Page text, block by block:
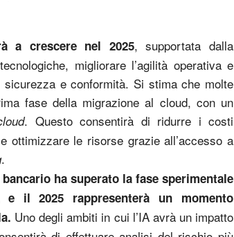
a crescere nel 2025, supportata dalla
migliorare l’agilità operativa e
e conformità. Si stima che molte
fase della migrazione al cloud, con un
. Questo consentirà di ridurre i costi
ottimizzare le risorse grazie all’accesso a
.
ha superato la fase sperimentale
e il 2025 rappresenterà un momento
Uno degli ambiti in cui l’IA avrà un impatto